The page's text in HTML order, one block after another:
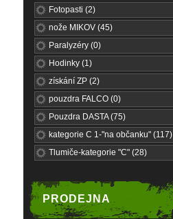
Fotopasti (2)
nože MIKOV (45)
Paralyzéry (0)
Hodinky (1)
získání ZP (2)
pouzdra FALCO (0)
Pouzdra DASTA (75)
kategorie C 1-"na občanku" (117)
Tlumiče-kategorie "C" (28)
PRODEJNA